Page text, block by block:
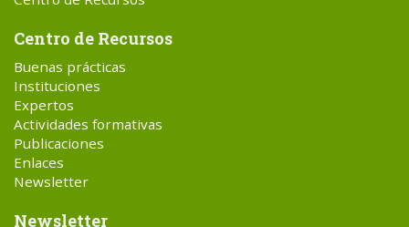
Centro de Recursos
Buenas prácticas
Instituciones
Expertos
Actividades formativas
Publicaciones
Enlaces
Newsletter
Newsletter